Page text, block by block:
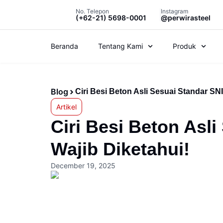
No. Telepon
(+62-21) 5698-0001
Instagram
@perwirasteel
Beranda Tentang Kami Produk
Blog
Ciri Besi Beton Asli Sesuai Standar
Artikel
Ciri Besi Beton Asli
Wajib Diketahui!
December 19, 2025